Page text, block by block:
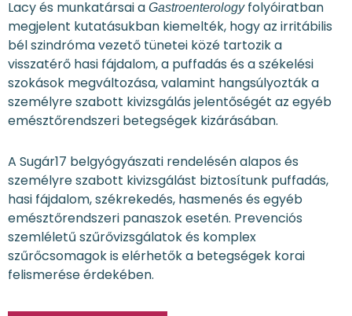
Lacy és munkatársai a Gastroenterologyfolyóiratban
megjelent kutatásukban kiemelték, hogy az irritábilis
bél szindróma vezető tünetei közé tartozik a
visszatérő hasi fájdalom, a puffadás és a székelési
szokások megváltozása, valamint hangsúlyozták a
személyre szabott kivizsgálás jelentőségét az egyéb
emésztőrendszeri betegségek kizárásában.
A Sugár17 belgyógyászati rendelésén alapos és
személyre szabott kivizsgálást biztosítunk puffadás,
hasi fájdalom, székrekedés, hasmenés és egyéb
emésztőrendszeri panaszok esetén. Prevenciós
szemléletű szűrővizsgálatok és komplex
szűrőcsomagok is elérhetők a betegségek korai
felismerése érdekében.